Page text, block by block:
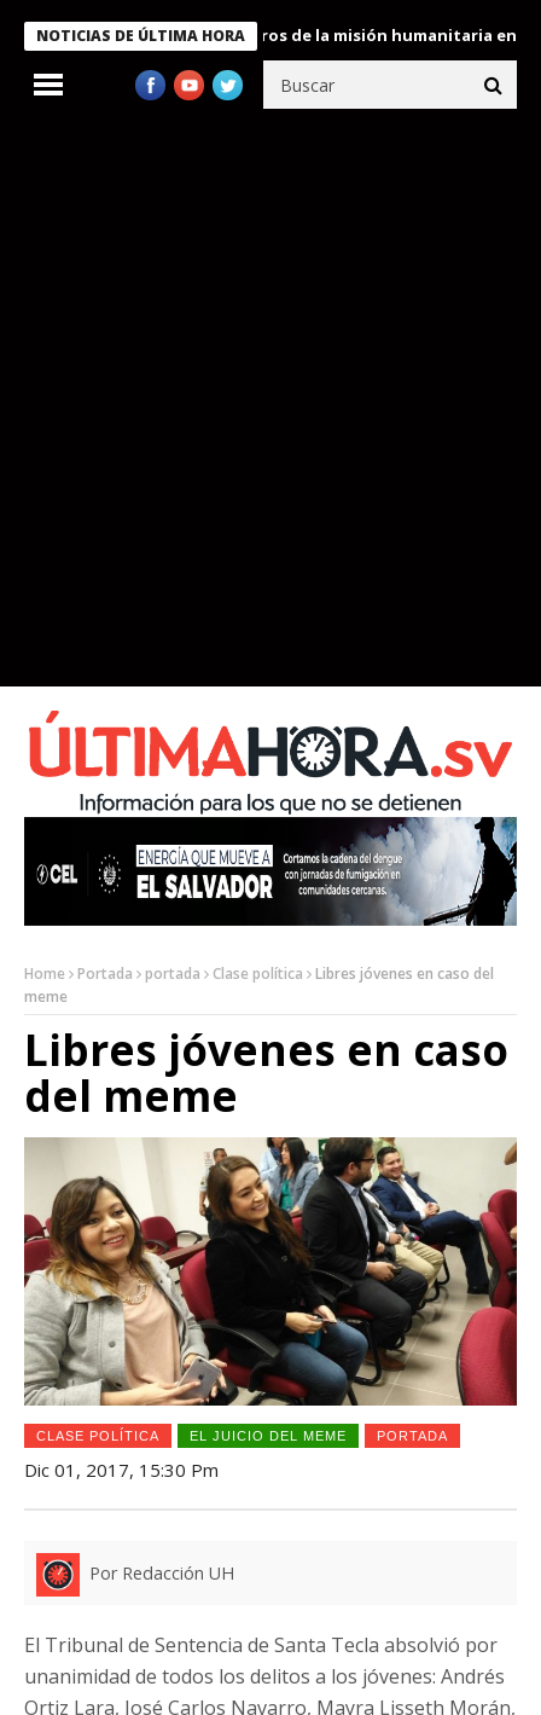
NOTICIAS DE ÚLTIMA HORA
condecora a miembros de la misión humanitaria enviada a
Home Portada portada Clase política
Libres jóvenes en caso del
meme
Libres jóvenes en caso
del meme
CLASE POLÍTICA EL JUICIO DEL MEME PORTADA
Dic 01, 2017, 15:30 Pm
Por Redacción UH
El Tribunal de Sentencia de Santa Tecla absolvió por
unanimidad de todos los delitos a los jóvenes: Andrés
Ortiz Lara, José Carlos Navarro, Mayra Lisseth Morán,